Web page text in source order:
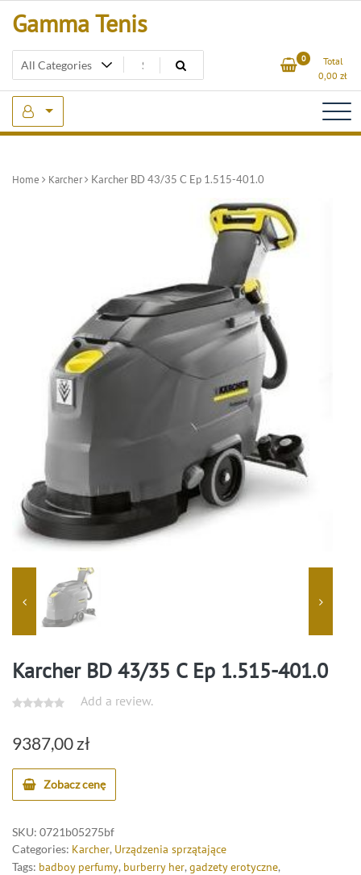
Gamma Tenis
0
Total
0,00 zł
Home Karcher Karcher BD 43/35 C Ep 1.515-401.0
Karcher BD 43/35 C Ep 1.515-401.0
Add a review.
9387,00 zł
Zobacz cenę
SKU: 0721b05275bf
Categories: Karcher, Urządzenia sprzątające
Tags: badboy perfumy, burberry her, gadzety erotyczne,